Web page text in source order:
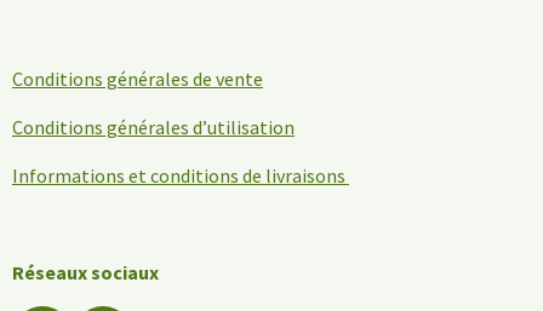
Conditions générales de vente
Conditions générales d’utilisation
Informations et conditions de livraisons
Réseaux sociaux